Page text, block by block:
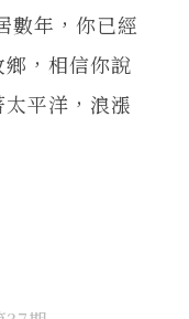
數年，你已經
，相信你說
平洋，浪漲